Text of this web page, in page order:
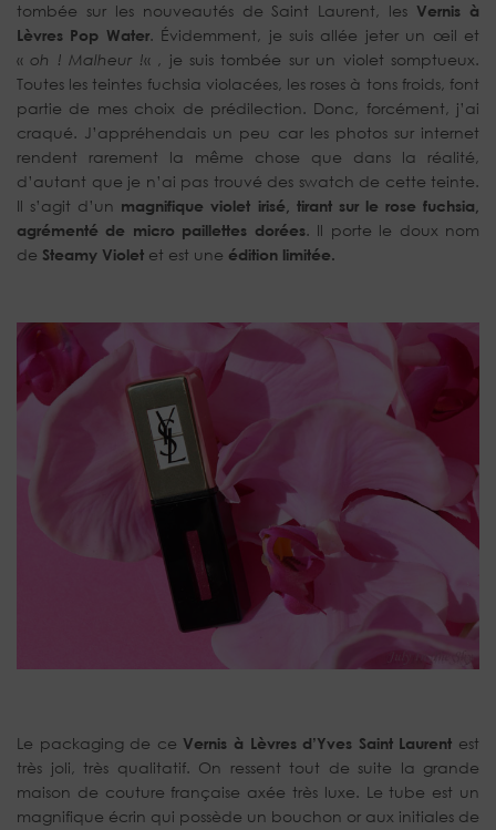
tombée sur les nouveautés de Saint Laurent, les Vernis à
Lèvres Pop Water. Évidemment, je suis allée jeter un œil et
«oh ! Malheur !« , je suis tombée sur un violet somptueux.
Toutes les teintes fuchsia violacées, les roses à tons froids, font
partie de mes choix de prédilection. Donc, forcément, j’ai
craqué. J’appréhendais un peu car les photos sur internet
rendent rarement la même chose que dans la réalité,
d’autant que je n’ai pas trouvé des swatch de cette teinte.
Il s’agit d’un magnifique violet irisé, tirant sur le rose fuchsia,
agrémenté de micro paillettes dorées. Il porte le doux nom
de Steamy Violet et est une édition limitée.
Le packaging de ce Vernis à Lèvres d’Yves Saint Laurent est
très joli, très qualitatif. On ressent tout de suite la grande
maison de couture française axée très luxe. Le tube est un
magnifique écrin qui possède un bouchon or aux initiales de